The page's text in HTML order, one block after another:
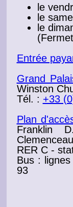
le
le
le
Entrée
Grand
Winston
Tél. : +33
Plan
Franklin
Clemenceau
RER C -
Bus :
93